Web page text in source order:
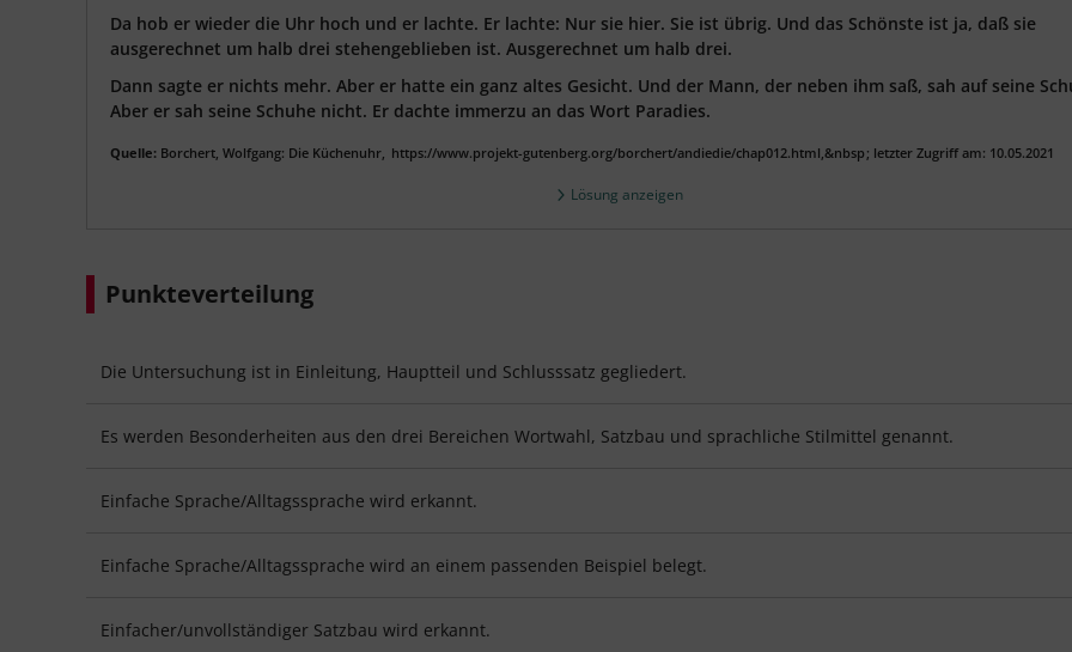
Da hob er wieder die Uhr hoch und er lachte. Er lachte: Nur sie hier. Sie ist übrig. Und das Schönste ist ja, daß sie
ausgerechnet um halb drei stehengeblieben ist. Ausgerechnet um halb drei.
Dann sagte er nichts mehr. Aber er hatte ein ganz altes Gesicht. Und der Mann, der neben ihm saß, sah auf seine
Aber er sah seine Schuhe nicht. Er dachte immerzu an das Wort Paradies.
Quelle: Borchert, Wolfgang: Die Küchenuhr, https://www.projekt-gutenberg.org/borchert/andiedie/chap012.html,&nbsp ; letzter Zugriff am: 10.05.2021
Lösung anzeigen
Punkteverteilung
Die Untersuchung ist in Einleitung, Hauptteil und Schlusssatz gegliedert.
Es werden Besonderheiten aus den drei Bereichen Wortwahl, Satzbau und sprachliche Stilmittel genannt.
Einfache Sprache/Alltagssprache wird erkannt.
Einfache Sprache/Alltagssprache wird an einem passenden Beispiel belegt.
Einfacher/unvollständiger Satzbau wird erkannt.